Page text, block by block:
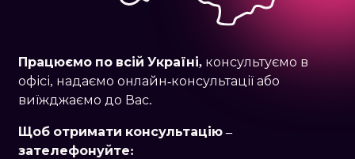
Працюємо по всій Україні, консультуємо в
офісі, надаємо онлайн-консультації або
виїжджаємо до Вас.
Щоб отримати консультацію –
зателефонуйте: